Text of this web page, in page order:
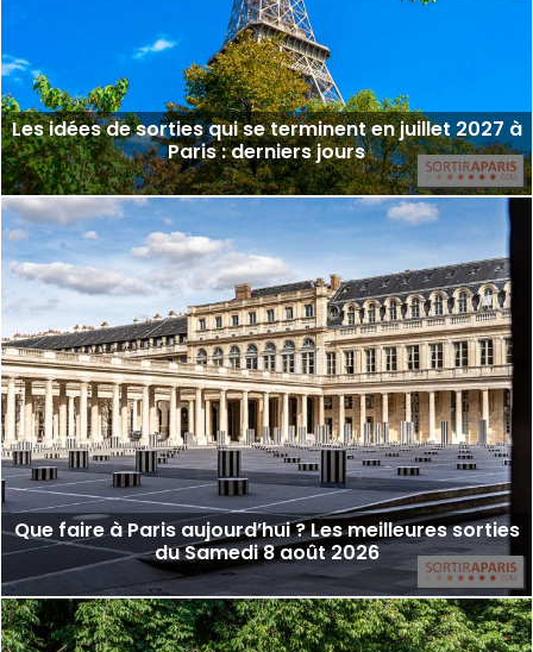
Les idées de sorties qui se terminent en juillet 2027 à
Paris : derniers jours
Que faire à Paris aujourd’hui ? Les meilleures sorties
du Samedi 8 août 2026